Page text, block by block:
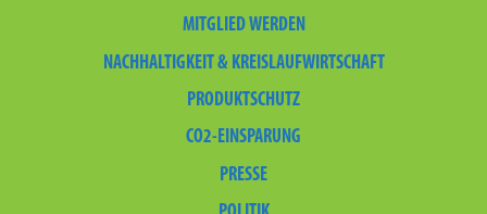
MITGLIED WERDEN
NACHHALTIGKEIT & KREISLAUFWIRTSCHAFT
PRODUKTSCHUTZ
CO2-EINSPARUNG
PRESSE